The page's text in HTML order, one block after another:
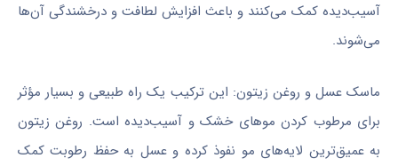
آسیب‌دیده کمک می‌کنند و باعث افزایش لطافت و درخشندگی آن‌ها
می‌شوند.
ماسک عسل و روغن زیتون: این ترکیب یک راه طبیعی و بسیار مؤثر
برای مرطوب کردن موهای خشک و آسیب‌دیده است. روغن زیتون
به عمیق‌ترین لایه‌های مو نفوذ کرده و عسل به حفظ رطوبت کمک